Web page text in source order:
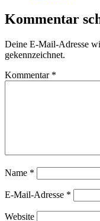
Kommentar
Deine E-Mail-Adresse
gekennzeichnet.
Kommentar *
Name *
E-Mail-Adresse *
Website